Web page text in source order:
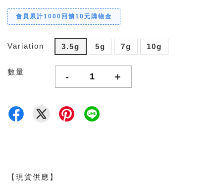
會員累計1000回饋10元購物金
Variation 3.5g 5g 7g 10g
數量 - +
【現貨供應】